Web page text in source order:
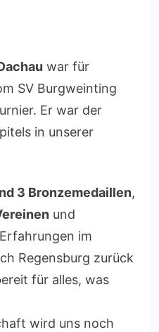
war für
SV Burgweinting
Er war der
in unserer
3 Bronzemedaillen,
und
im
Regensburg zurück
für alles, was
wird uns noch